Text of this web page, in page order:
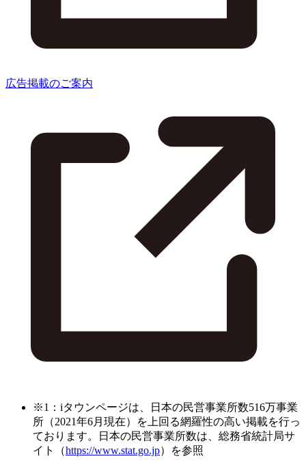
広告掲載のご案内
※1：iタウンページは、日本の民営事業所数516万事業
所（2021年6月現在）を上回る網羅性の高い掲載を行っ
ております。日本の民営事業所数は、総務省統計局サ
イト（https://www.stat.go.jp）を参照